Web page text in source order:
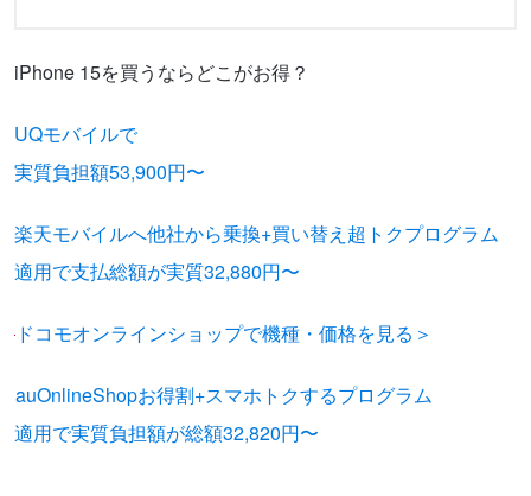
iPhone 15を買うならどこがお得？
UQモバイルで
実質負担額53,900円〜
楽天モバイルへ他社から乗換+買い替え超トクプログラム
適用で支払総額が実質32,880円〜
ドコモオンラインショップで機種・価格を見る＞
auOnlineShopお得割+スマホトクするプログラム
適用で実質負担額が総額32,820円〜